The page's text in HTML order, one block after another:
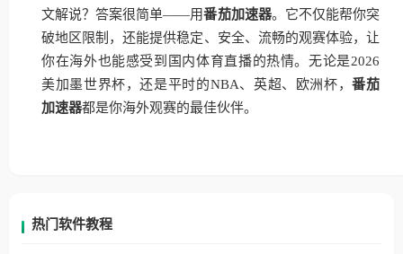
文解说？答案很简单——用番茄加速器。它不仅能帮你突
破地区限制，还能提供稳定、安全、流畅的观赛体验，让
你在海外也能感受到国内体育直播的热情。无论是2026
美加墨世界杯，还是平时的NBA、英超、欧洲杯，番茄
加速器都是你海外观赛的最佳伙伴。
热门软件教程